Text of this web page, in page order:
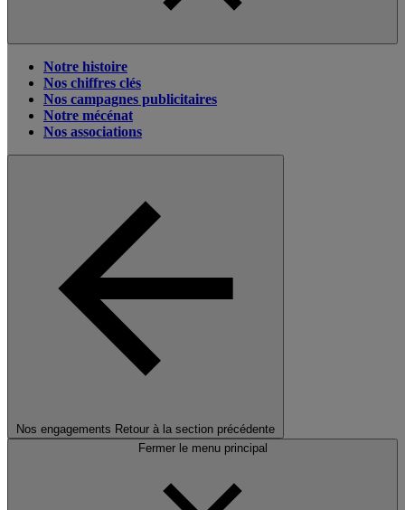
Notre histoire
Nos chiffres clés
Nos campagnes publicitaires
Notre mécénat
Nos associations
Nos engagements Retour à la section précédente
Fermer le menu principal